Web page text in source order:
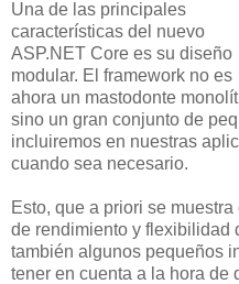
Una de las principales
características del nuevo
ASP.NET Core es su diseño
modular. El framework no es
ahora un mastodonte
sino un gran conjunto de
incluiremos en nuestras
cuando sea necesario.
Esto, que a priori se
de rendimiento y flexibilidad
también algunos pequeños
tener en cuenta a la hora de